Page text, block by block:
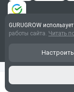
Договор оферты
GURUGROW
работы сайта. Читать
Настроить